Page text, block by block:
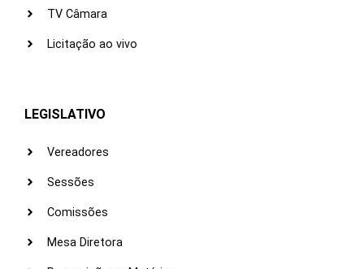
TV Câmara
Licitação ao vivo
LEGISLATIVO
Vereadores
Sessões
Comissões
Mesa Diretora